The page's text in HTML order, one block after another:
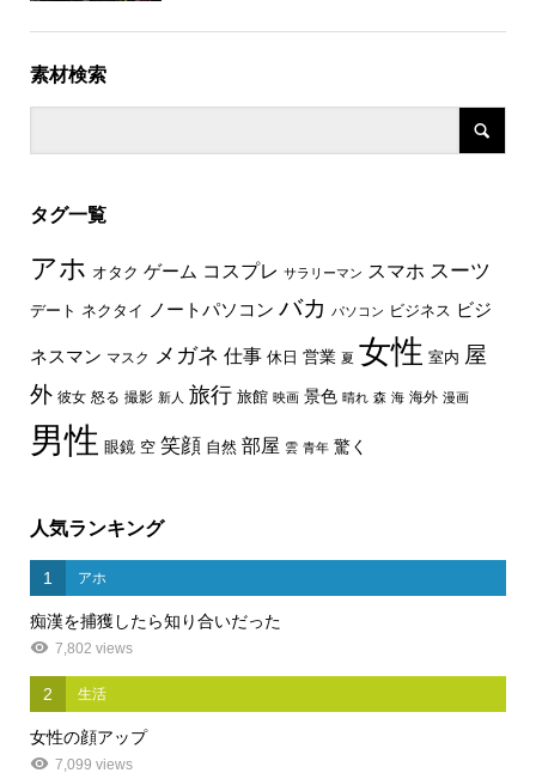
素材検索
タグ一覧
アホ オタク ゲーム コスプレ サラリーマン スマホ スーツ
デート ネクタイ ノートパソコン バカ パソコン ビジネス ビジ
ネスマン マスク メガネ 仕事 休日 営業 夏 女性 室内 屋
外 彼女 怒る 撮影 新人 旅行 旅館 映画 景色 晴れ 森 海 海外 漫画
男性 眼鏡 空 笑顔 自然 部屋 雲 青年 驚く
人気ランキング
1 アホ
痴漢を捕獲したら知り合いだった
7,802 views
2 生活
女性の顔アップ
7,099 views